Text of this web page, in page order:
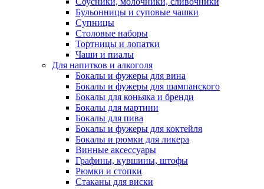
Бульонницы и суповые чашки
Супницы
Столовые наборы
Тортницы и лопатки
Чаши и пиалы
Для напитков и алкоголя
Бокалы и фужеры для вина
Бокалы и фужеры для шампанского
Бокалы для коньяка и бренди
Бокалы для мартини
Бокалы для пива
Бокалы и фужеры для коктейля
Бокалы и рюмки для ликера
Винные аксессуары
Графины, кувшины, штофы
Рюмки и стопки
Стаканы для виски